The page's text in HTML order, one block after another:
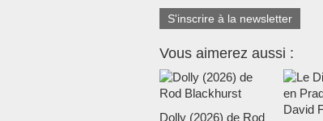
S'inscrire à la newsletter
Vous aimerez aussi :
Dolly (2026) de Rod